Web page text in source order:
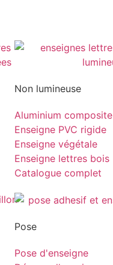
Non lumineuse
Aluminium composite
Enseigne PVC rigide
Enseigne végétale
Enseigne lettres bois
Catalogue complet
Pose
Pose d'enseigne